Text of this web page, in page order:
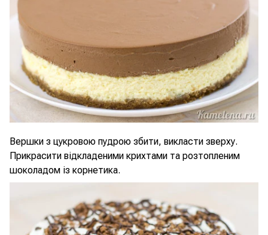
Вершки з цукровою пудрою збити, викласти зверху.
Прикрасити відкладеними крихтами та розтопленим
шоколадом із корнетика.